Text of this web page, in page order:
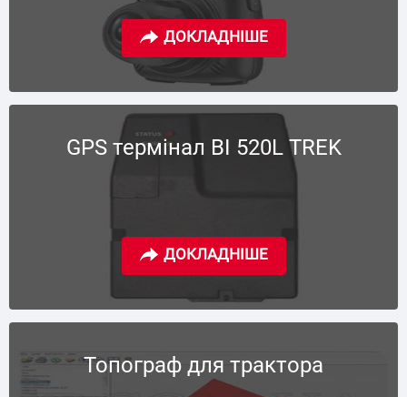
GPS термінал BI 520L TREK
Топограф для трактора